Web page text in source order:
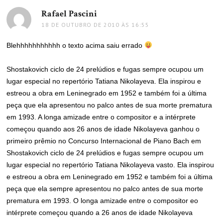
Rafael Pascini
18 DE OUTUBRO DE 2010 ÀS 16:55
Blehhhhhhhhhhh o texto acima saiu errado
Shostakovich ciclo de 24 prelúdios e fugas sempre ocupou um
lugar especial no repertório Tatiana Nikolayeva. Ela inspirou e
estreou a obra em Leninegrado em 1952 e também foi a última
peça que ela apresentou no palco antes de sua morte prematura
em 1993. A longa amizade entre o compositor e a intérprete
começou quando aos 26 anos de idade Nikolayeva ganhou o
primeiro prêmio no Concurso Internacional de Piano Bach em
Shostakovich ciclo de 24 prelúdios e fugas sempre ocupou um
lugar especial no repertório Tatiana Nikolayeva vasto. Ela inspirou
e estreou a obra em Leninegrado em 1952 e também foi a última
peça que ela sempre apresentou no palco antes de sua morte
prematura em 1993. O longa amizade entre o compositor eo
intérprete começou quando a 26 anos de idade Nikolayeva